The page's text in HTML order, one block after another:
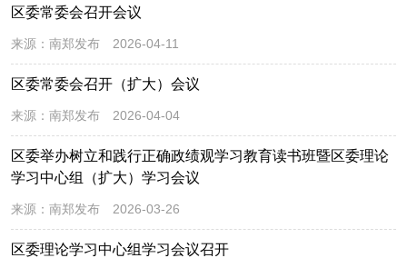
区委常委会召开会议
来源： 南郑发布 2026-04-11
区委常委会召开（扩大）会议
来源： 南郑发布 2026-04-04
区委举办树立和践行正确政绩观学习教育读书班暨区委理论
学习中心组（扩大）学习会议
来源： 南郑发布 2026-03-26
区委理论学习中心组学习会议召开